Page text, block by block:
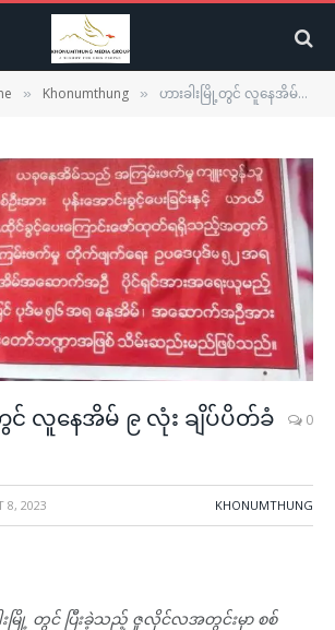
» Khonumthung » ဟားခါးမြို့တွင် လူနေအိမ် ၉ လုံး ချိပ်ပိတ်ခံရ
င် လူနေအိမ် ၉ လုံး ချိပ်ပိတ်ခံ
0
8, 2023 KHONUMTHUNG
ါးမြို့ တွင် ပြီးခဲ့သည့် ဇူလိုင်လအတွင်းမှာ စစ်